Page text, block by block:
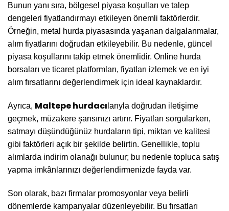
Bunun yanı sıra, bölgesel piyasa koşulları ve talep
dengeleri fiyatlandırmayı etkileyen önemli faktörlerdir.
Örneğin, metal hurda piyasasında yaşanan dalgalanmalar,
alım fiyatlarını doğrudan etkileyebilir. Bu nedenle, güncel
piyasa koşullarını takip etmek önemlidir. Online hurda
borsaları ve ticaret platformları, fiyatları izlemek ve en iyi
alım fırsatlarını değerlendirmek için ideal kaynaklardır.
Ayrıca, Maltepe hurdacı larıyla doğrudan iletişime
geçmek, müzakere şansınızı artırır. Fiyatları sorgularken,
satmayı düşündüğünüz hurdaların tipi, miktarı ve kalitesi
gibi faktörleri açık bir şekilde belirtin. Genellikle, toplu
alımlarda indirim olanağı bulunur; bu nedenle topluca satış
yapma imkânlarınızı değerlendirmenizde fayda var.
Son olarak, bazı firmalar promosyonlar veya belirli
dönemlerde kampanyalar düzenleyebilir. Bu fırsatları